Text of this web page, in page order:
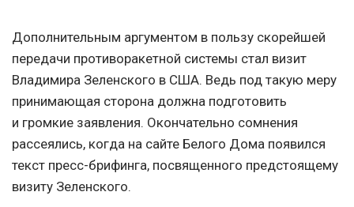
Дополнительным аргументом в пользу скорейшей
передачи противоракетной системы стал визит
Владимира Зеленского в США. Ведь под такую меру
принимающая сторона должна подготовить
и громкие заявления. Окончательно сомнения
рассеялись, когда на сайте Белого Дома появился
текст пресс-брифинга, посвященного предстоящему
визиту Зеленского.